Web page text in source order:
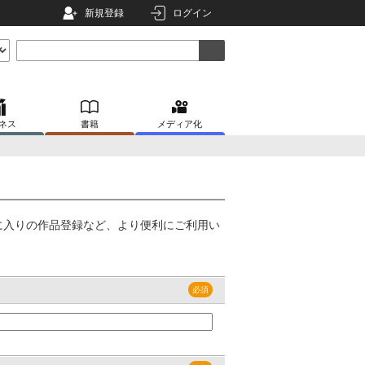
新規登録 ログイン
ス 書籍 メディア化
りの作品登録など、より便利にご利用い